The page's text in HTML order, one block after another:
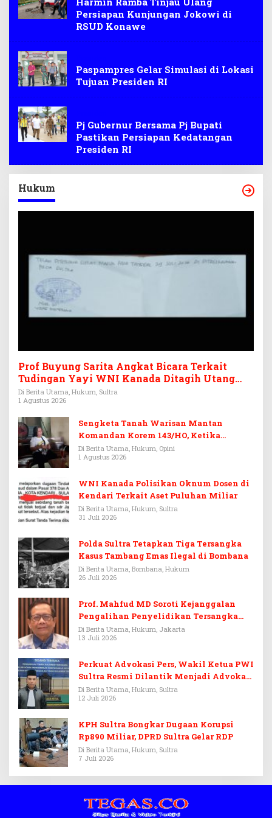
Persiapan Kunjungan Jokowi di
RSUD Konawe
Paspampres Gelar Simulasi di Lokasi
Tujuan Presiden RI
Pj Gubernur Bersama Pj Bupati
Pastikan Persiapan Kedatangan
Presiden RI
Hukum
Prof Buyung Sarita Angkat Bicara Terkait
Tudingan Yayi WNI Kanada Ditagih Utang
Rp3,6 Miliar
Di Berita Utama, Hukum, Sultra
1 Agustus 2026
Sengketa Tanah Warisan Mantan
Komandan Korem 143/HO, Ketika
Warisan Menjadi Arena Pemerasan
Di Berita Utama, Hukum, Opini
1 Agustus 2026
WNI Kanada Polisikan Oknum Dosen di
Kendari Terkait Aset Puluhan Miliar
Di Berita Utama, Hukum, Sultra
31 Juli 2026
Polda Sultra Tetapkan Tiga Tersangka
Kasus Tambang Emas Ilegal di Bombana
Di Berita Utama, Bombana, Hukum
26 Juli 2026
Prof. Mahfud MD Soroti Kejanggalan
Pengalihan Penyelidikan Tersangka
Febrie Adriansyah
Di Berita Utama, Hukum, Jakarta
13 Juli 2026
Perkuat Advokasi Pers, Wakil Ketua PWI
Sultra Resmi Dilantik Menjadi Advokat
PERADI
Di Berita Utama, Hukum, Sultra
12 Juli 2026
KPH Sultra Bongkar Dugaan Korupsi
Rp890 Miliar, DPRD Sultra Gelar RDP
Di Berita Utama, Hukum, Sultra
7 Juli 2026